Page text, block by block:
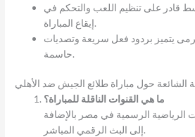
قادر على تنظيم اللعب والتحكم في
إيقاع المباراة.
يتميز بردود فعل سريعة وتصديات
حاسمة.
الشائعة حول مباراة طلائع الجيش ضد الأهلي
ما هي القنوات الناقلة للمباراة؟
الرياضية الرسمية في مصر بالإضافة
إلى البث الرقمي المباشر.